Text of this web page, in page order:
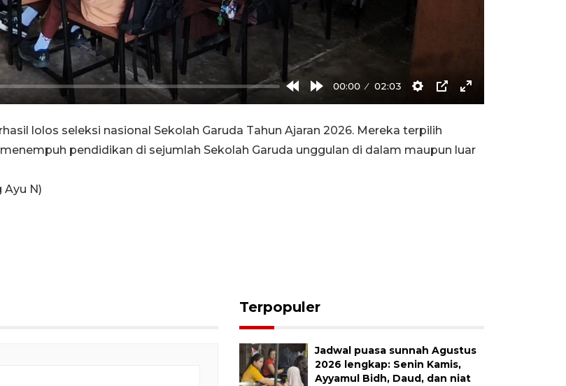
RewindForward
00:00 02:03
Settings
PIP Enter
lolos seleksi nasional Sekolah Garuda Tahun Ajaran 2026. Mereka terpilih
pendidikan di sejumlah Sekolah Garuda unggulan di dalam maupun luar
N)
Terpopuler
Jadwal puasa sunnah Agustus
2026 lengkap: Senin Kamis,
Ayyamul Bidh, Daud, dan niat